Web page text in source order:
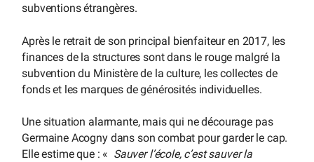
subventions étrangères.
Après le retrait de son principal bienfaiteur en 2017, les
finances de la structures sont dans le rouge malgré la
subvention du Ministère de la culture, les collectes de
fonds et les marques de générosités individuelles.
Une situation alarmante, mais qui ne décourage pas
Germaine Acogny dans son combat pour garder le cap.
Elle estime que : « Sauver l’école, c’est sauver la